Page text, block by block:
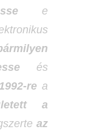
e
és
rea
a
az